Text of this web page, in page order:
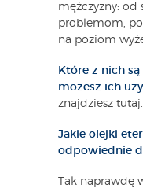
mężczyzny: od
problemom,
na poziom
Które z nich
możesz ich
znajdziesz tutaj.
Jakie olejki
odpowiednie
Tak naprawdę